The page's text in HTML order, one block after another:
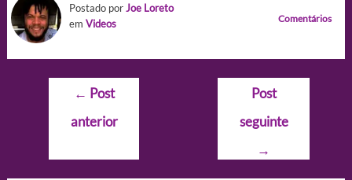
Postado porJoe Loreto
em Videos Comentários
Navegação
Post
← Post
anterior
Post
seguinte
→